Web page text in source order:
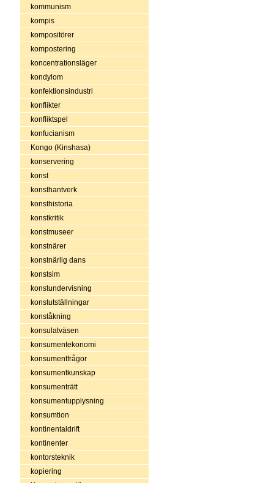
kommunism
kompis
kompositörer
kompostering
koncentrationsläger
kondylom
konfektionsindustri
konflikter
konfliktspel
konfucianism
Kongo (Kinshasa)
konservering
konst
konsthantverk
konsthistoria
konstkritik
konstmuseer
konstnärer
konstnärlig dans
konstsim
konstundervisning
konstutställningar
konståkning
konsulatväsen
konsumentekonomi
konsumentfrågor
konsumentkunskap
konsumenträtt
konsumentupplysning
konsumtion
kontinentaldrift
kontinenter
kontorsteknik
kopiering